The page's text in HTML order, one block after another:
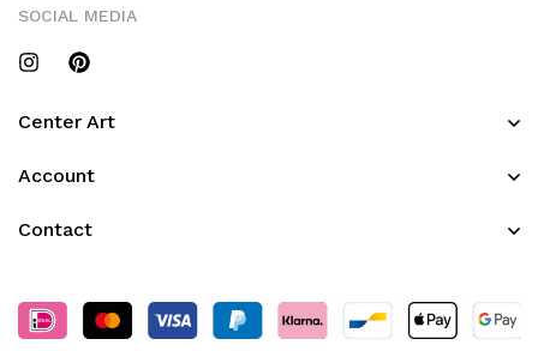
Center Art
Account
Contact
SOCIAL MEDIA